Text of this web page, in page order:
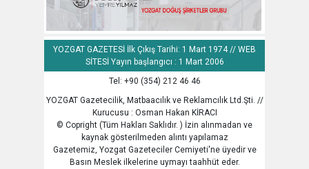
YOZGAT GAZETESİ İlk Çıkış Tarihi: 1 Mart 1974 // WEB
SİTESİ Yayın başlangıcı : 1 Mart 2006
Tel: +90 (354) 212 46 46
YOZGAT Gazetecilik, Matbaacılık ve Reklamcılık Ltd.Şti. //
Kurucusu : Osman Hakan KİRACI
© Copright (Tüm Hakları Saklıdır. ) İzin alınmadan ve
kaynak gösterilmeden alıntı yapılamaz
Gazetemiz, Yozgat Gazeteciler Cemiyeti'ne üyedir ve
Basın Meslek ilkelerine uymayı taahhüt eder.